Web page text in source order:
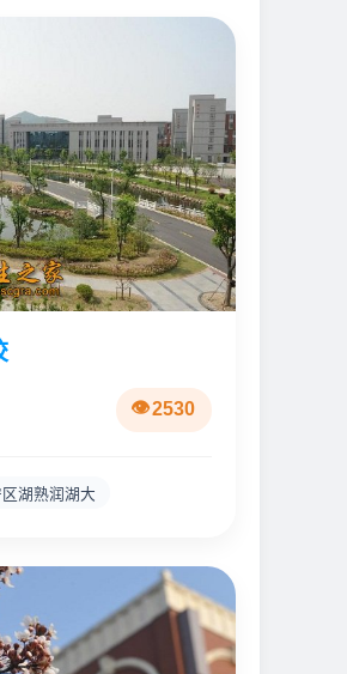
2530
湖熟润湖大